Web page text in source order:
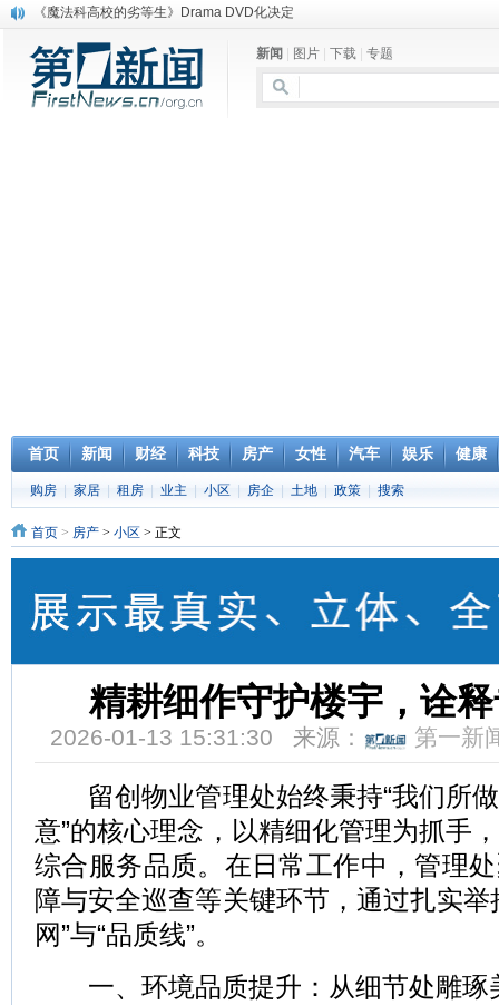
《魔法科高校的劣等生》Drama DVD化决定
消息称刘强东要求京东商城明年扭亏为盈
保健品也能吃出一身病? 康宝莱员工自揭多项家丑
煤价"跳水"电企利润"蹦高" 电煤联动亟待完善
新闻 图片 下载 专题
首页 新闻 财经 科技 房产 女性 汽车 娱乐 健康
购房 家居 租房 业主 小区 房企 土地 政策 搜索
首页 > 房产 > 小区 > 正文
精耕细作守护楼宇，诠
2026-01-13 15:31:30 来源： 第一新
留创物业管理处始终秉持“我们所做
意”的核心理念，以精细化管理为抓手
综合服务品质。在日常工作中，管理
障与安全巡查等关键环节，通过扎实
网”与“品质线”。
一、环境品质提升：从细节处雕琢